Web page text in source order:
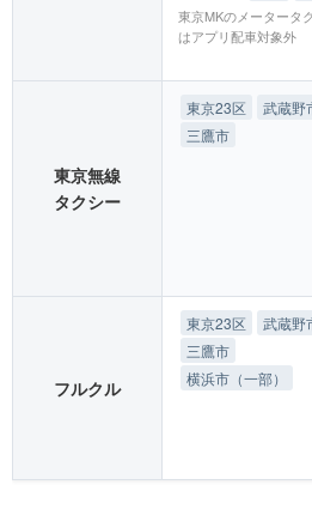
東京MKのメータータ
はアプリ配車対象外
東京無線
タクシー
東京23区
武蔵野
三鷹市
フルクル
東京23区
武蔵野
三鷹市
横浜市（一部）